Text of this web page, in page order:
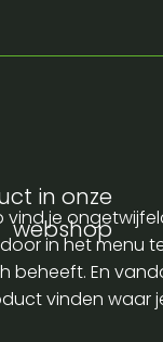
in onze
webshop
je
in het menu
beheeft. En
vinden waar